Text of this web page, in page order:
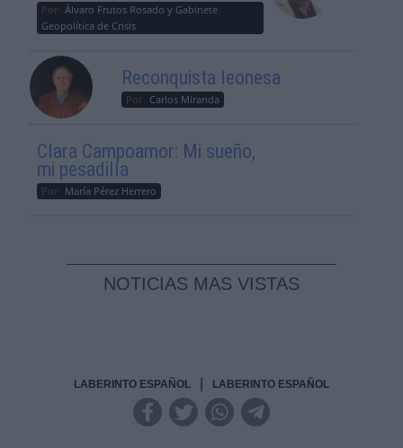
Por Álvaro Frutos Rosado y Gabinete
Geopolítica de Crisis
Reconquista leonesa
Por Carlos Miranda
Clara Campoamor: Mi sueño,
mi pesadilla
Por María Pérez Herrero
NOTICIAS MAS VISTAS
LABERINTO ESPAÑOL LABERINTO ESPAÑOL